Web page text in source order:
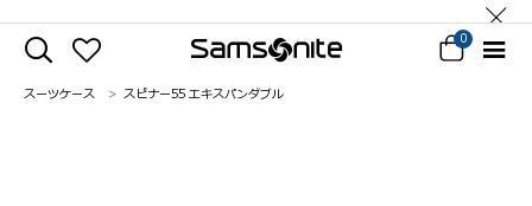
0
スーツケース スピナー55 エキスパンダブル